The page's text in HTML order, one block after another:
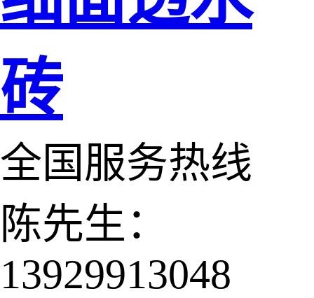
砖
全国服务热线
陈先生：
13929913048